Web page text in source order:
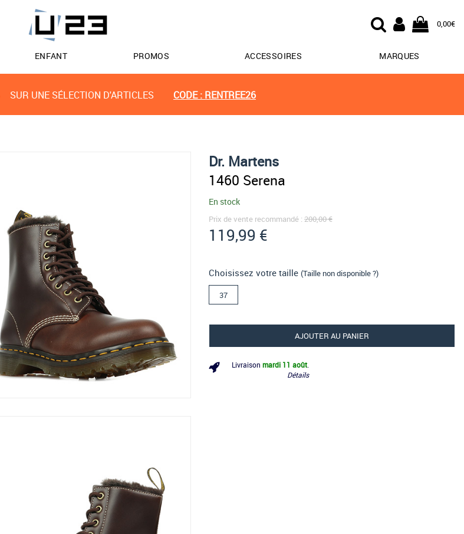
0,00€
ENFANT PROMOS ACCESSOIRES MARQUES
SUR UNE SÉLECTION D'ARTICLES CODE : RENTREE26
Dr. Martens
1460 Serena
En stock
Prix de vente recommandé : 200,00 €
119,99 €
Choisissez votre taille (Taille non disponible ?)
37
AJOUTER AU PANIER
Livraison mardi 11 août
Détails